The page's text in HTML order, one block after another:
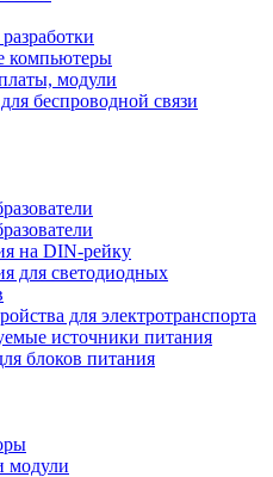
компьютеры
модули
беспроводной связи
на DIN-рейку
для светодиодных
для электротранспорта
источники питания
блоков питания
модули